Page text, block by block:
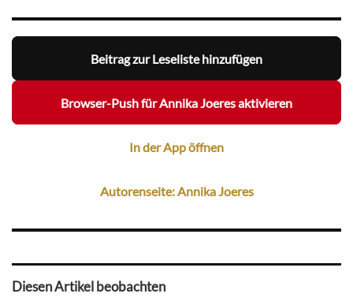
Beitrag zur Leseliste hinzufügen
Browser-Push für Annika Joeres aktivieren
In der App öffnen
Autorenseite: Annika Joeres
Diesen Artikel beobachten